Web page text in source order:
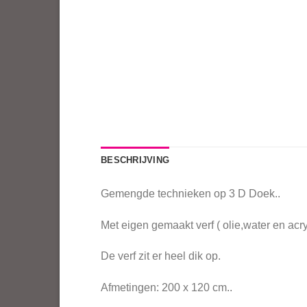
BESCHRIJVING
Gemengde technieken op 3 D Doek..
Met eigen gemaakt verf ( olie,water en
De verf zit er heel dik op.
Afmetingen: 200 x 120 cm..